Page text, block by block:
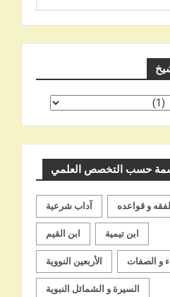
حسب التخصص العلمي
آداب شرعية و قواعده
ابن القيم ابن تيمية
الأربعين النووية و الصفات
السيرة و الشمائل النبوية